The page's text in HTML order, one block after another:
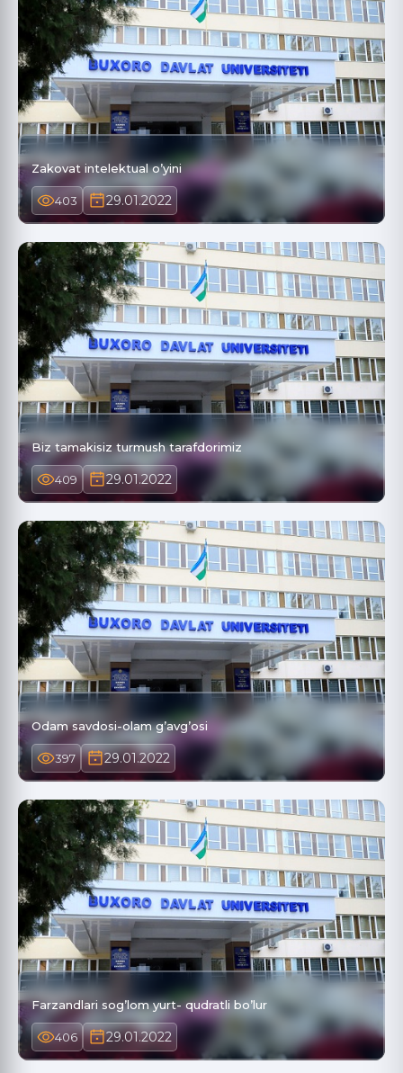
Zakovat intelektual o’yini
403 29.01.2022
Biz tamakisiz turmush tarafdorimiz
409 29.01.2022
Odam savdosi-olam g’avg’osi
397 29.01.2022
Farzandlari sog’lom yurt- qudratli bo’lur
406 29.01.2022